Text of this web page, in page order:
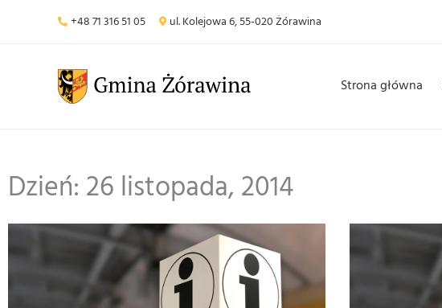
+48 71 316 51 05 ul. Kolejowa 6, 55-020 Żórawina
Strona główna
Dzień: 26 listopada, 2014